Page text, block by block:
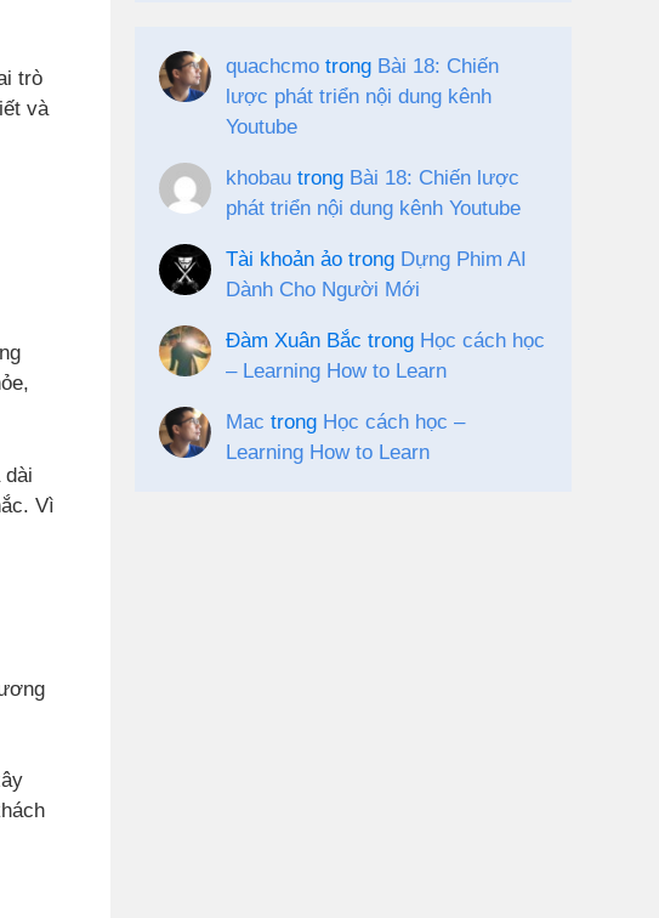
trò
và
Vì
quachcmo trong Bài 18: Chiến
lược phát triển nội dung kênh
Youtube
khobau trong Bài 18: Chiến lược
phát triển nội dung kênh Youtube
Tài khoản ảo trong Dựng Phim AI
Dành Cho Người Mới
Đàm Xuân Bắc trong Học cách học
– Learning How to Learn
Mac trong Học cách học –
Learning How to Learn